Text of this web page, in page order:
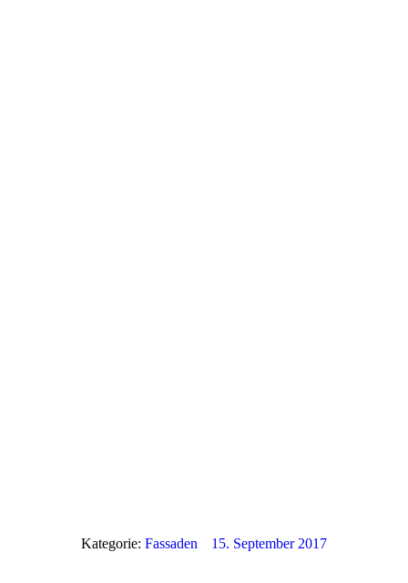
Kategorie: Fassaden 15. September 2017